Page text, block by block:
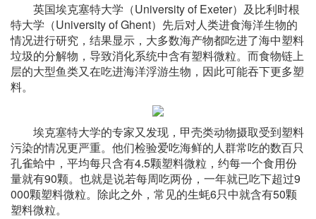
英国埃克塞特大学（University of Exeter）及比利时根
特大学（University of Ghent）先后对人类进食海洋生物的
情况进行研究，结果显示，大多数海产物都吃进了海中塑料
垃圾的分解物，导致消化系统中含有塑料微粒。而食物链上
层的大型鱼类又在吃进海洋浮游生物，因此可能吞下更多塑
料。
埃克塞特大学的专家又发现，甲壳类动物摄取受到塑料
污染的情况更严重。他们检验爱吃海鲜的人群常吃的数百只
孔雀蛤中，平均每只含有4.5颗塑料微粒，约每一个食用份
量就有90颗。也就是说若每周吃两份，一年就已吃下超过9
000颗塑料微粒。除此之外，常见的生蚝6只中就含有50颗
塑料微粒。